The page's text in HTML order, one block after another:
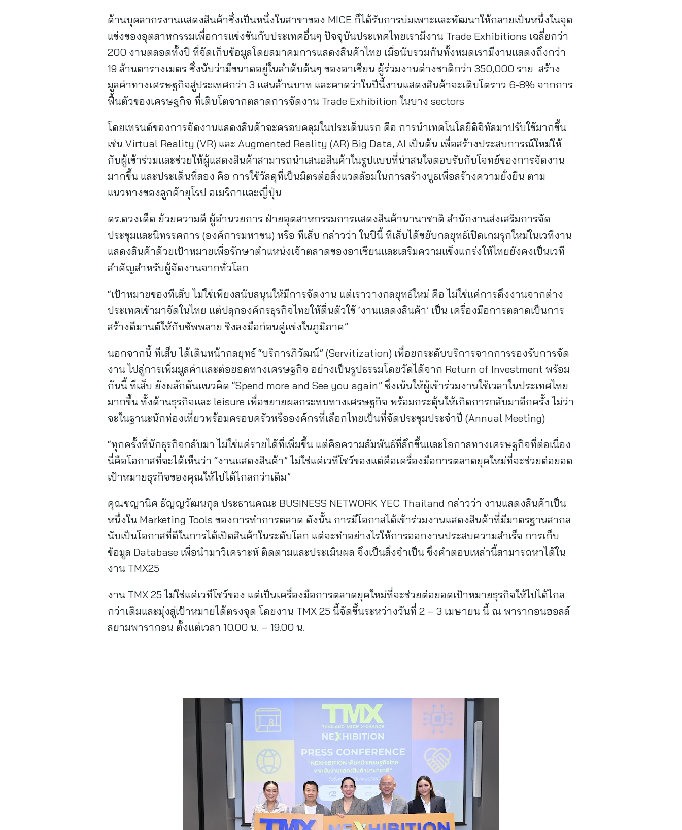
ด้านบุคลากรงานแสดงสินค้าซึ่งเป็นหนึ่งในสาขาของ MICE ก็ได้รับการบ่มเพาะและพัฒนาให้กลายเป็นหนึ่งในจุด
แข่งของอุตสาหกรรมเพื่อการแข่งขันกับประเทศอื่นๆ ปัจจุบันประเทศไทยเรามีงาน Trade Exhibitions เฉลี่ยกว่า
200 งานตลอดทั้งปี ที่จัดเก็บข้อมูลโดยสมาคมการแสดงสินค้าไทย เมื่อนับรวมกันทั้งหมดเรามีงานแสดงถึงกว่า
19 ล้านตารางเมตร ซึ่งนับว่ามีขนาดอยู่ในลำดับต้นๆ ของอาเซียน ผู้ร่วมงานต่างชาติกว่า 350,000 ราย สร้าง
มูลค่าทางเศรษฐกิจสู่ประเทศกว่า 3 แสนล้านบาท และคาดว่าในปีนี้งานแสดงสินค้าจะเติบโตราว 6-8% จากการ
ฟื้นตัวของเศรษฐกิจ ที่เติบโตจากตลาดการจัดงาน Trade Exhibition ในบาง sectors
โดยเทรนด์ของการจัดงานแสดงสินค้าจะครอบคลุมในประเด็นแรก คือ การนำเทคโนโลยีดิจิทัลมาปรับใช้มากขึ้น
เช่น Virtual Reality (VR) และ Augmented Reality (AR) Big Data, AI เป็นต้น เพื่อสร้างประสบการณ์ใหม่ให้
กับผู้เข้าร่วมและช่วยให้ผู้แสดงสินค้าสามารถนำเสนอสินค้าในรูปแบบที่น่าสนใจตอบรับกับโจทย์ของการจัดงาน
มากขึ้น และประเด็นที่สอง คือ การใช้วัสดุที่เป็นมิตรต่อสิ่งแวดล้อมในการสร้างบูธเพื่อสร้างความยั่งยืน ตาม
แนวทางของลูกค้ายุโรป อเมริกาและญี่ปุ่น
ดร.ดวงเด็ด ย้วยความดี ผู้อำนวยการ ฝ่ายอุตสาหกรรมการแสดงสินค้านานาชาติ สำนักงานส่งเสริมการจัด
ประชุมและนิทรรศการ (องค์การมหาชน) หรือ ทีเส็บ กล่าวว่า ในปีนี้ ทีเส็บได้ขยับกลยุทธ์เปิดเกมรุกใหม่ในเวทีงาน
แสดงสินค้าด้วยเป้าหมายเพื่อรักษาตำแหน่งเจ้าตลาดของอาเซียนและเสริมความแข็งแกร่งให้ไทยยังคงเป็นเวที
สำคัญสำหรับผู้จัดงานจากทั่วโลก
“เป้าหมายของทีเส็บ ไม่ใช่เพียงสนับสนุนให้มีการจัดงาน แต่เราวางกลยุทธ์ใหม่ คือ ไม่ใช่แค่การดึงงานจากต่าง
ประเทศเข้ามาจัดในไทย แต่ปลุกองค์กรธุรกิจไทยให้ตื่นตัวใช้ ‘งานแสดงสินค้า’ เป็น เครื่องมือการตลาดเป็นการ
สร้างดีมานต์ให้กับซัพพลาย ชิงลงมือก่อนคู่แข่งในภูมิภาค”
นอกจากนี้ ทีเส็บ ได้เดินหน้ากลยุทธ์ “บริการภิวัฒน์” (Servitization) เพื่อยกระดับบริการจากการรองรับการจัด
งาน ไปสู่การเพิ่มมูลค่าและต่อยอดทางเศรษฐกิจ อย่างเป็นรูปธรรมโดยวัดได้จาก Return of Investment พร้อม
กันนี้ ทีเส็บ ยังผลักดันแนวคิด “Spend more and See you again” ซึ่งเน้นให้ผู้เข้าร่วมงานใช้เวลาในประเทศไทย
มากขึ้น ทั้งด้านธุรกิจและ leisure เพื่อขยายผลกระทบทางเศรษฐกิจ พร้อมกระตุ้นให้เกิดการกลับมาอีกครั้ง ไม่ว่า
จะในฐานะนักท่องเที่ยวพร้อมครอบครัวหรือองค์กรที่เลือกไทยเป็นที่จัดประชุมประจำปี (Annual Meeting)
“ทุกครั้งที่นักธุรกิจกลับมา ไม่ใช่แค่รายได้ที่เพิ่มขึ้น แต่คือความสัมพันธ์ที่ลึกขึ้นและโอกาสทางเศรษฐกิจที่ต่อเนื่อง
นี่คือโอกาสที่จะได้เห็นว่า “งานแสดงสินค้า” ไม่ใช่แค่เวทีโชว์ของแต่คือเครื่องมือการตลาดยุคใหม่ที่จะช่วยต่อยอด
เป้าหมายธุรกิจของคุณให้ไปได้ไกลกว่าเดิม”
คุณชญานิศ ธัญญวัฒนกุล ประธานคณะ BUSINESS NETWORK YEC Thailand กล่าวว่า งานแสดงสินค้าเป็น
หนึ่งใน Marketing Tools ของการทำการตลาด ดังนั้น การมีโอกาสได้เข้าร่วมงานแสดงสินค้าที่มีมาตรฐานสากล
นับเป็นโอกาสที่ดีในการได้เปิดสินค้าในระดับโลก แต่จะทำอย่างไรให้การออกงานประสบความสำเร็จ การเก็บ
ข้อมูล Database เพื่อนำมาวิเคราะห์ ติดตามและประเมินผล จึงเป็นสิ่งจำเป็น ซึ่งคำตอบเหล่านี้สามารถหาได้ใน
งาน TMX25
งาน TMX 25 ไม่ใช่แค่เวทีโชว์ของ แต่เป็นเครื่องมือการตลาดยุคใหม่ที่จะช่วยต่อยอดเป้าหมายธุรกิจให้ไปได้ไกล
กว่าเดิมและมุ่งสู่เป้าหมายได้ตรงจุด โดยงาน TMX 25 นี้จัดขึ้นระหว่างวันที่ 2 – 3 เมษายน นี้ ณ พารากอนฮอลล์
สยามพารากอน ตั้งแต่เวลา 10.00 น. – 19.00 น.